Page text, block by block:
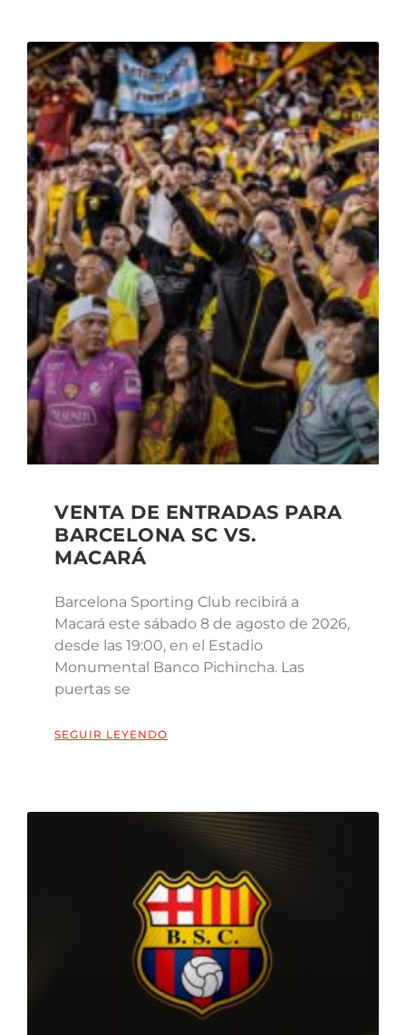
VENTA DE ENTRADAS PARA
BARCELONA SC VS.
MACARÁ
Barcelona Sporting Club recibirá a
Macará este sábado 8 de agosto de 2026,
desde las 19:00, en el Estadio
Monumental Banco Pichincha. Las
puertas se
SEGUIR LEYENDO